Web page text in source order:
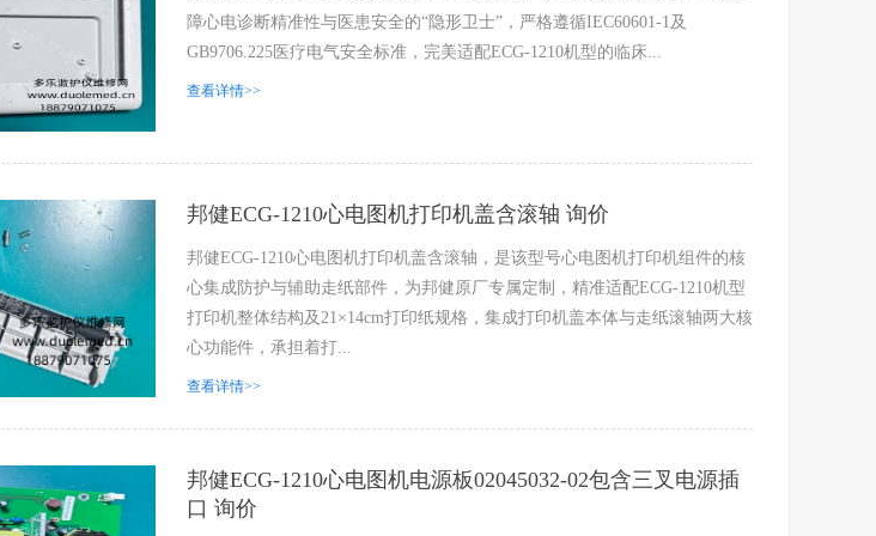
障心电诊断精准性与医患安全的“隐形卫士”，严格遵循IEC60601-1及
GB9706.225医疗电气安全标准，完美适配ECG-1210机型的临床...
查看详情>>
邦健ECG-1210心电图机打印机盖含滚轴 询价
邦健ECG-1210心电图机打印机盖含滚轴，是该型号心电图机打印机组件的核
心集成防护与辅助走纸部件，为邦健原厂专属定制，精准适配ECG-1210机型
打印机整体结构及21×14cm打印纸规格，集成打印机盖本体与走纸滚轴两大核
心功能件，承担着打...
查看详情>>
邦健ECG-1210心电图机电源板02045032-02包含三叉电源插
口 询价